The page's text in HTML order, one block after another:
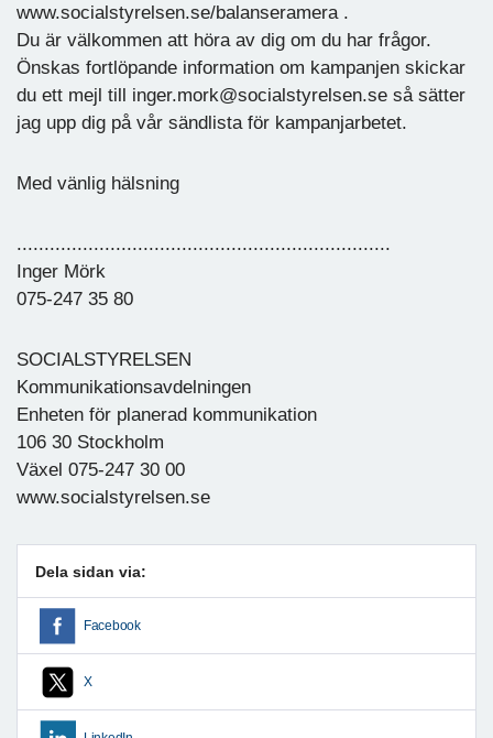
www.socialstyrelsen.se/balanseramera .
Du är välkommen att höra av dig om du har frågor.
Önskas fortlöpande information om kampanjen skickar
du ett mejl till inger.mork@socialstyrelsen.se så sätter
jag upp dig på vår sändlista för kampanjarbetet.
Med vänlig hälsning
....................................................................
Inger Mörk
075-247 35 80
SOCIALSTYRELSEN
Kommunikationsavdelningen
Enheten för planerad kommunikation
106 30 Stockholm
Växel 075-247 30 00
www.socialstyrelsen.se
Dela sidan via:
Facebook
X